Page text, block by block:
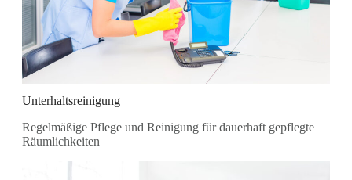
Unterhaltsreinigung
Regelmäßige Pflege und Reinigung für dauerhaft gepflegte
Räumlichkeiten